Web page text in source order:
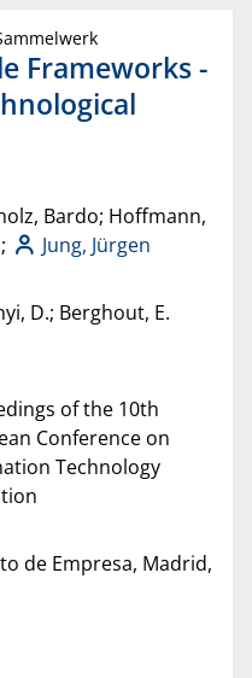
Frameworks -
Bardo; Hoffmann,
Jung, Jürgen
D.; Berghout, E.
of the 10th
Conference on
Technology
de Empresa, Madrid,